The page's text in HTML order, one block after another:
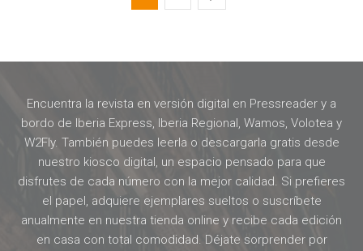
Encuentra la revista en versión digital en Pressreader y a
bordo de Iberia Express, Iberia Regional, Wamos, Volotea y
W2Fly. También puedes leerla o descargarla gratis desde
nuestro kiosco digital, un espacio pensado para que
disfrutes de cada número con la mejor calidad. Si prefieres
el papel, adquiere ejemplares sueltos o suscríbete
anualmente en nuestra tienda online y recibe cada edición
en casa con total comodidad. Déjate sorprender por